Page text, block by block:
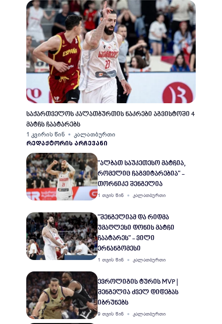
საქართველოს კალათბურთის ნაკრები აგვისტოში 4
მატჩს ჩაატარებს
1 კვირის წინ კალათბურთი
ᲠᲔᲓᲐᲥᲢᲝᲠᲘᲡ ᲐᲠᲩᲔᲕᲐᲜᲘ
"ალბათ საუკეთესო მატჩია,
რომელიც ჩაგვიტარებია" -
თორნიკე შენგელია
1 თვის წინ კალათბურთი
"შენგელიამ და რიდმა
უმაღლესი დონის მატჩი
ჩაატარეს" - ვილი
ერნანგომესი
1 თვის წინ კალათბურთი
ევროლიგის ტურის MVP |
შენგელია ძველ დიდებას
იბრუნებს
9 თვის წინ კალათბურთი